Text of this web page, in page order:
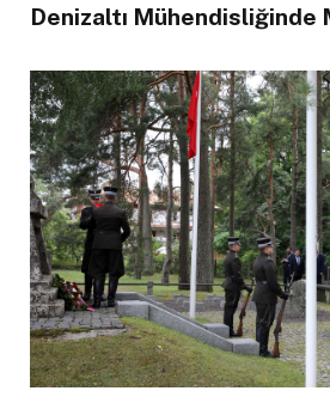
Denizaltı Mühendisliğinde